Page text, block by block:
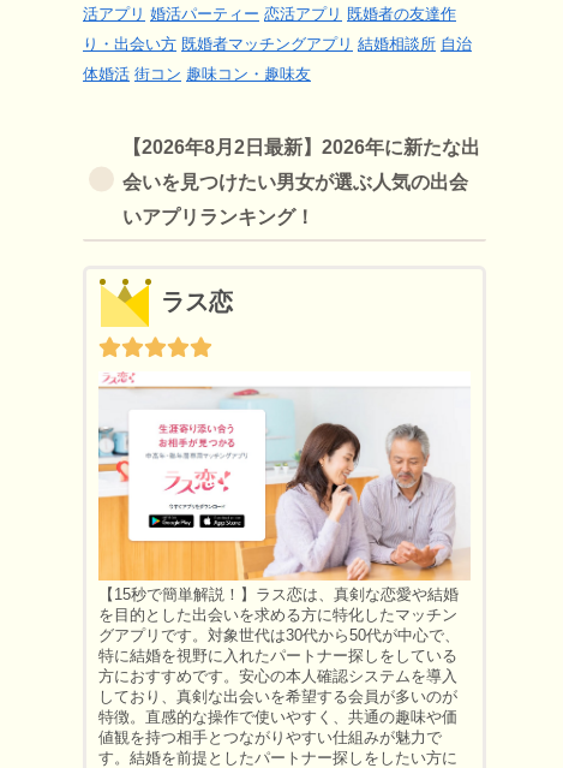
活アプリ 婚活パーティー 恋活アプリ 既婚者の友達作
り・出会い方 既婚者マッチングアプリ 結婚相談所 自治
体婚活 街コン 趣味コン・趣味友
【2026年8月2日最新】2026年に新たな出
会いを見つけたい男女が選ぶ人気の出会
いアプリランキング！
ラス恋
【15秒で簡単解説！】ラス恋は、真剣な恋愛や結婚
を目的とした出会いを求める方に特化したマッチン
グアプリです。対象世代は30代から50代が中心で、
特に結婚を視野に入れたパートナー探しをしている
方におすすめです。安心の本人確認システムを導入
しており、真剣な出会いを希望する会員が多いのが
特徴。直感的な操作で使いやすく、共通の趣味や価
値観を持つ相手とつながりやすい仕組みが魅力で
す。結婚を前提としたパートナー探しをしたい方に